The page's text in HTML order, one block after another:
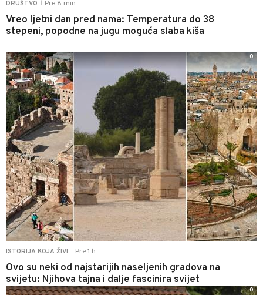
DRUŠTVO Pre 8 min
Vreo ljetni dan pred nama: Temperatura do 38
stepeni, popodne na jugu moguća slaba kiša
ISTORIJA KOJA ŽIVI Pre 1 h
Ovo su neki od najstarijih naseljenih gradova na
svijetu: Njihova tajna i dalje fascinira svijet
0
0